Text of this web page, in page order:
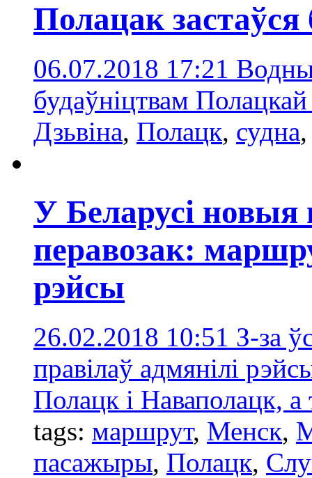
Полацак застаўся
06.07.2018 17:21
будаўніцтвам
Дзьвінa, Полацк, судна
У Беларусі новыя
перавозак:
рэйсы
26.02.2018 10:51 З-за
правілаў адмянілі
Полацк і Наваполацк, а
tags: маршрут, Менск,
пасажыры, Полацк,